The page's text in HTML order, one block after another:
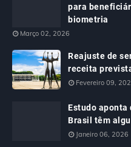
para
biometria
Março 02, 2026
Reajuste de
receita
Fevereiro 09,
Estudo aponta
Brasil têm
Janeiro 06, 2026